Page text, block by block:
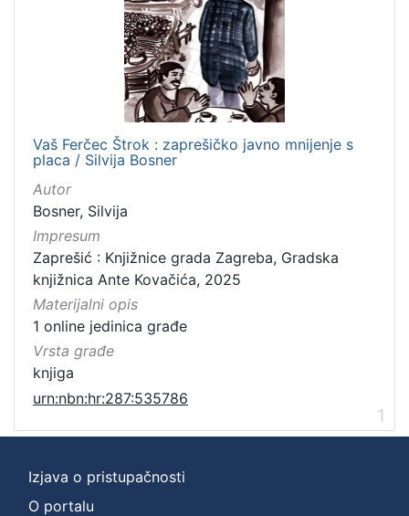
Vaš Ferčec Štrok : zaprešičko javno mnijenje s
placa / Silvija Bosner
Autor
Bosner, Silvija
Impresum
Zaprešić : Knjižnice grada Zagreba, Gradska
knjižnica Ante Kovačića, 2025
Materijalni opis
1 online jedinica građe
Vrsta građe
knjiga
urn:nbn:hr:287:535786
1
Izjava o pristupačnosti
O portalu